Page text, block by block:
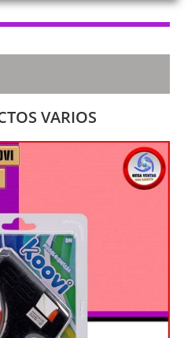
VARIOS